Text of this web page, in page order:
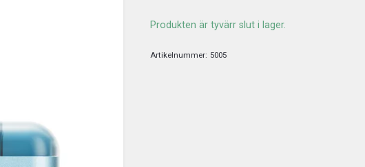
Produkten är tyvärr slut i lager.
Artikelnummer: 5005